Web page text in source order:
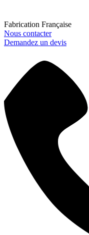
Fabrication Française
Nous contacter
Demandez un devis